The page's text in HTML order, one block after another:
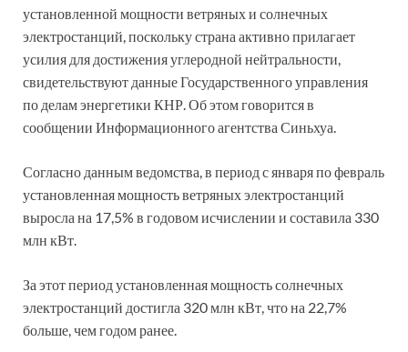
установленной мощности ветряных и солнечных
электростанций, поскольку страна активно прилагает
усилия для достижения углеродной нейтральности,
свидетельствуют данные Государственного управления
по делам энергетики КНР. Об этом говорится в
сообщении Информационного агентства Синьхуа.
Согласно данным ведомства, в период с января по февраль
установленная мощность ветряных электростанций
выросла на 17,5% в годовом исчислении и составила 330
млн кВт.
За этот период установленная мощность солнечных
электростанций достигла 320 млн кВт, что на 22,7%
больше, чем годом ранее.